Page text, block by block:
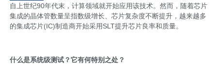
自上世纪90年代末，计算领域就开始应用该技术。然而，随着芯片
集成的晶体管数量呈指数级增长、芯片复杂度不断提升，越来越多
的集成芯片(IC)制造商开始采用SLT提升芯片良率和质量。
什么是系统级测试？它有何特别之处？